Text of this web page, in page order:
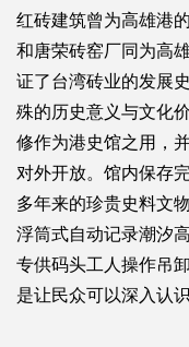
红砖建筑曾为高雄港
和唐荣砖窑厂同为高
证了台湾砖业的发展
殊的历史意义与文化
修作为港史馆之用，
对外开放。馆内保存
多年来的珍贵史料文
浮筒式自动记录潮汐
专供码头工人操作吊
是让民众可以深入认